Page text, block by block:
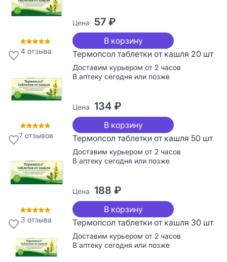
4отзыва
Цена 57 ₽
В корзину
7 отзывов
Термопсол таблетки от кашля 20 шт
Доставим курьером от 2 часов
В аптеку сегодня или позже
Цена 134 ₽
В корзину
3 отзыва
Термопсол таблетки от кашля 50 шт
Доставим курьером от 2 часов
В аптеку сегодня или позже
Цена 188 ₽
В корзину
Термопсол таблетки от кашля 30 шт
Доставим курьером от 2 часов
В аптеку сегодня или позже